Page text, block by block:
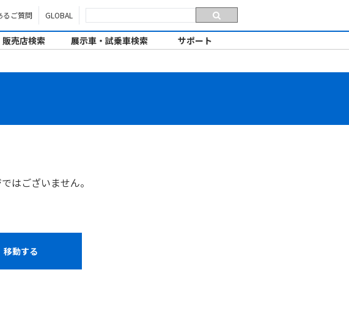
るご質問 GLOBAL
販売店検索 展示車・試乗車検索 サポート
はございません。
移動する